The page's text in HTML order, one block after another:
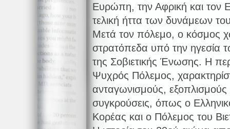
Ευρώπη, την Αφρική και τον
τελική ήττα των δυνάμεων
Μετά τον πόλεμο, ο κόσμος
στρατόπεδα υπό την ηγεσία
της Σοβιετικής Ένωσης. Η
Ψυχρός Πόλεμος,
ανταγωνισμούς, εξοπλισμούς
συγκρούσεις, όπως ο
Κορέας και ο Πόλεμος του